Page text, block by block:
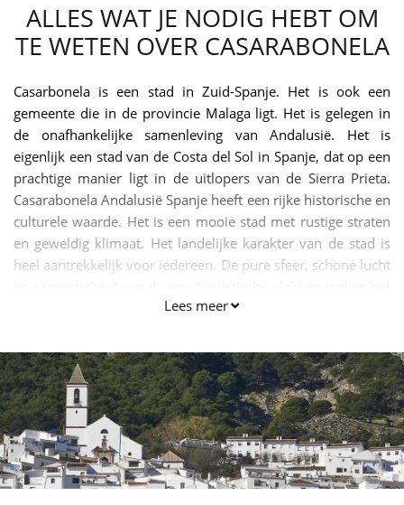
ALLES WAT JE NODIG HEBT OM
TE WETEN OVER CASARABONELA
Casarbonela is een stad in Zuid-Spanje. Het is ook een
gemeente die in de provincie Malaga ligt. Het is gelegen in
de onafhankelijke samenleving van Andalusië. Het is
eigenlijk een stad van de Costa del Sol in Spanje, dat op een
prachtige manier ligt in de uitlopers van de Sierra Prieta.
Casarabonela Andalusië Spanje heeft een rijke historische en
culturele waarde. Het is een mooie stad met rustige straten
en geweldig klimaat. Het landelijke karakter van de stad is
heel aantrekkelijk voor iedereen. De pure sfeer, schone lucht
Lees meer